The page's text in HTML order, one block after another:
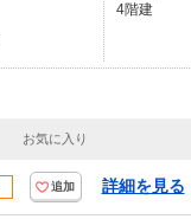
4階建
お気に入り
追加 詳細を見る